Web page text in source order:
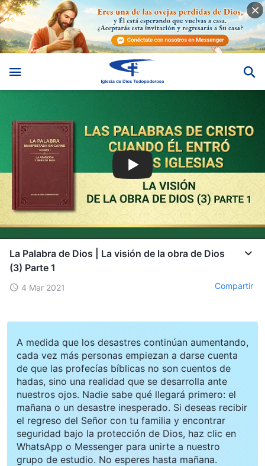
La Palabra de Dios | La visión de la obra de Dios
(3) Parte 1
4 Mar 2021 Compartir
A medida que los desastres continúan aumentando,
cada vez más personas empiezan a darse cuenta
de que las profecías bíblicas no son cuentos de
hadas, sino una realidad que se desarrolla ante
nuestros ojos. Nadie sabe qué llegará primero: el
mañana o un desastre inesperado. Si deseas recibir
el regreso del Señor con tu familia y encontrar
seguridad bajo la protección de Dios, haz clic en
WhatsApp o Messenger para unirte a nuestro
grupo de estudio. No esperes hasta mañana.